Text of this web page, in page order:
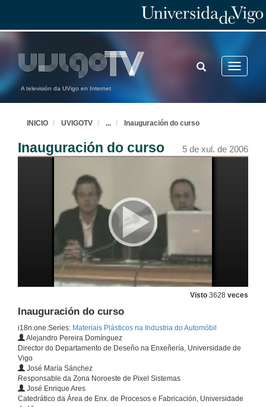
A televisión da UVigo en Internet
Toggle
TOGGLE
SEARCH
INICIO UVIGOTV ... Inauguración do curso
Inauguración do curso 5 de xul. de 2006
Visto 3628 veces
Inauguración do curso
i18n.one.Series: Materiais Plásticos na Industria do Automóbil
Alejandro Pereira Domínguez
Director do Departamento de Deseño na Enxeñería, Universidade de
Vigo
José María Sánchez
Responsable da Zona Noroeste de Pixel Sistemas
José Enrique Ares
Catedrático da Área de Enx. de Procesos e Fabricación, Universidade